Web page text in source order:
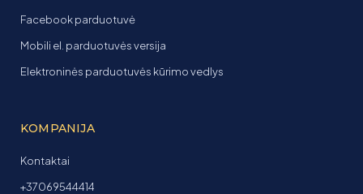
Facebook parduotuvė
Mobili el. parduotuvės versija
Elektroninės parduotuvės kūrimo vedlys
KOMPANIJA
Kontaktai
+37069544414